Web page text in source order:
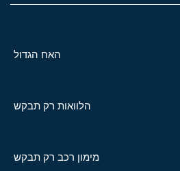
האח הגדול
הלוואות רק תבקש
מימון רכב רק תבקש